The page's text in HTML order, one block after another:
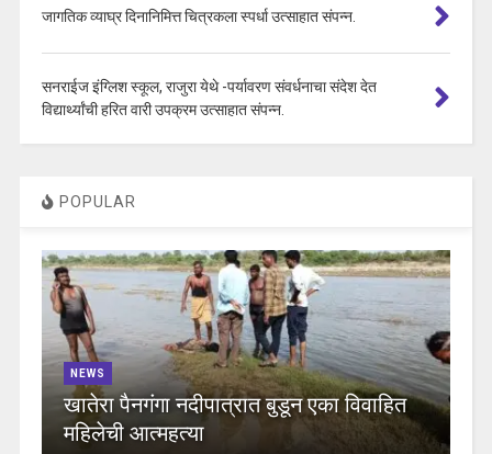
जागतिक व्याघ्र दिनानिमित्त चित्रकला स्पर्धा उत्साहात संपन्न.
सनराईज इंग्लिश स्कूल, राजुरा येथे -पर्यावरण संवर्धनाचा संदेश देत
विद्यार्थ्यांची हरित वारी उपक्रम उत्साहात संपन्न.
POPULAR
NEWS
खातेरा पैनगंगा नदीपात्रात बुडून एका विवाहित
महिलेची आत्महत्या